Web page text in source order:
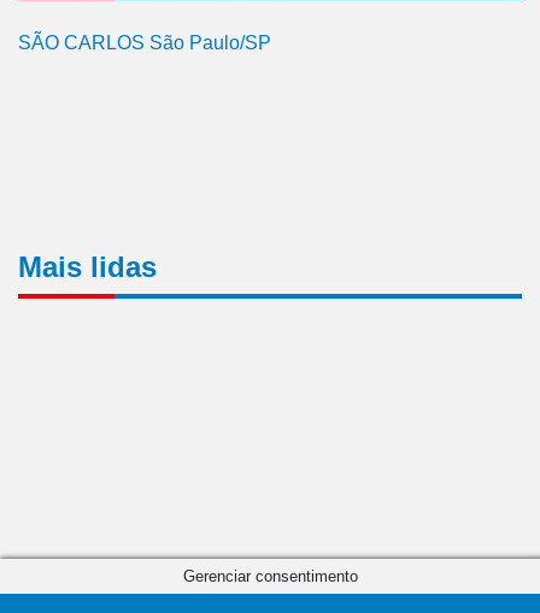
SÃO CARLOS São Paulo/SP
Mais lidas
Gerenciar consentimento